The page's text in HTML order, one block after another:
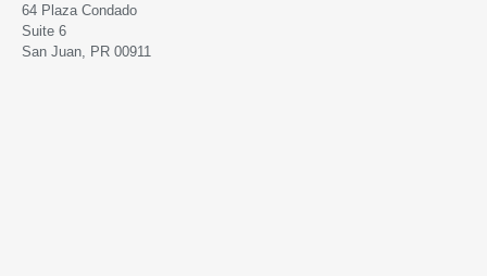
64 Plaza Condado
Suite 6
San Juan, PR 00911